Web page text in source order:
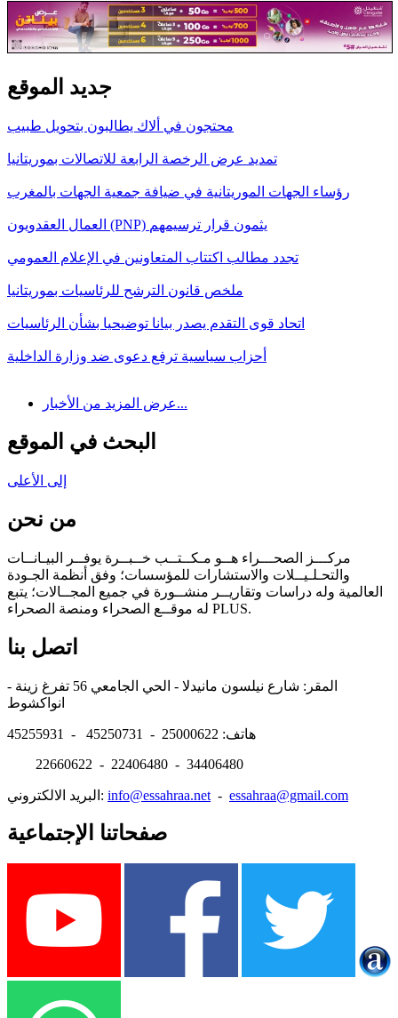
جديد الموقع
محتجون في ألاك يطالبون بتحويل طبيب
تمديد عرض الرخصة الرابعة للاتصالات بموريتانيا
رؤساء الجهات الموريتانية في ضيافة جمعية الجهات بالمغرب
العمال العقدويون (PNP) يثمون قرار ترسيمهم
تجدد مطالب اكتتاب المتعاونين في الإعلام العمومي
ملخص قانون الترشح للرئاسيات بموريتانيا
اتحاد قوى التقدم يصدر بيانا توضيحيا بشأن الرئاسيات
أحزاب سياسية ترفع دعوى ضد وزارة الداخلية
عرض المزيد من الأخبار...
البحث في الموقع
إلى الأعلى
من نحن
مركـــز الصحـــراء هــو مـكــتــب خــبــرة يوفــر البيـانــات
والتحـلـيــلات والاستشارات للمؤسسات؛ وفق أنظمة الجـودة
العالمية وله دراسات وتقاريــر منشــورة في جميع المجــالات؛ يتبع
له موقــع الصحراء ومنصة الصحراء PLUS.
اتصل بنا
المقر: شارع نيلسون مانيدلا - الحي الجامعي 56 تفرغ زينة -
هاتف: 25000622 - 45250731 - 45255931
22660622 - 22406480 - 34406480
البريد الالكتروني: info@essahraa.net - essahraa@gmail.com
صفحاتنا الإجتماعية